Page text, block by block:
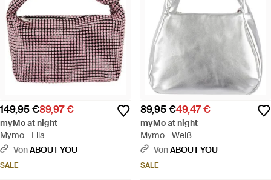
149,95 €89,97 €
myMo at night
Mymo - Lila
VonABOUT YOU
SALE
89,95 €49,47 €
myMo at night
Mymo - Weiß
VonABOUT YOU
SALE